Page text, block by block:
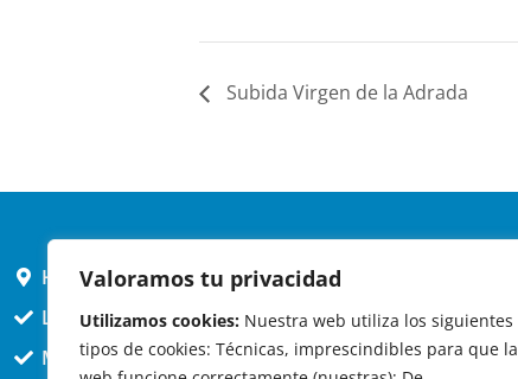
Valoramos tu privacidad
Utilizamos cookies: Nuestra web utiliza los siguientes
tipos de cookies: Técnicas, imprescindibles para que la
Subida Virgen de la Adrada
HORARIO AYUNTAMIENTO
L,X,J,V 9 a 14h
MARTES cerrado atención presencial